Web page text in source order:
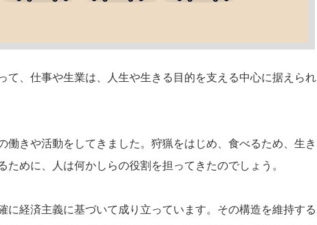
て、仕事や生業は、人生や生きる目的を支える中心に据えられ
働きや活動をしてきました。狩猟をはじめ、食べるため、生き
ために、人は何かしらの役割を担ってきたのでしょう。
に経済主義に基づいて成り立っています。その構造を維持する